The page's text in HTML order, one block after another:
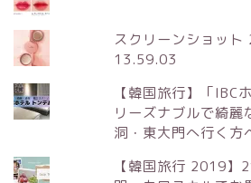
スクリーンショッ
13.59.03
【韓国旅行】「IBC
リーズナブルで綺麗
洞・東大門へ行く方
【韓国旅行 2019】